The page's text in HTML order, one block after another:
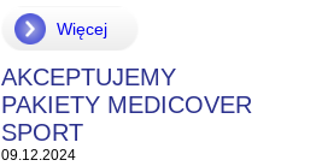
Więcej
AKCEPTUJEMY
PAKIETY MEDICOVER
SPORT
09.12.2024